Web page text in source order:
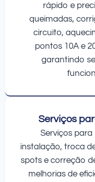
rápido e
queimadas,
circuito,
pontos 10A e
garantindo
Serviços
Serviços
instalação, troca
spots e correção
melhorias de